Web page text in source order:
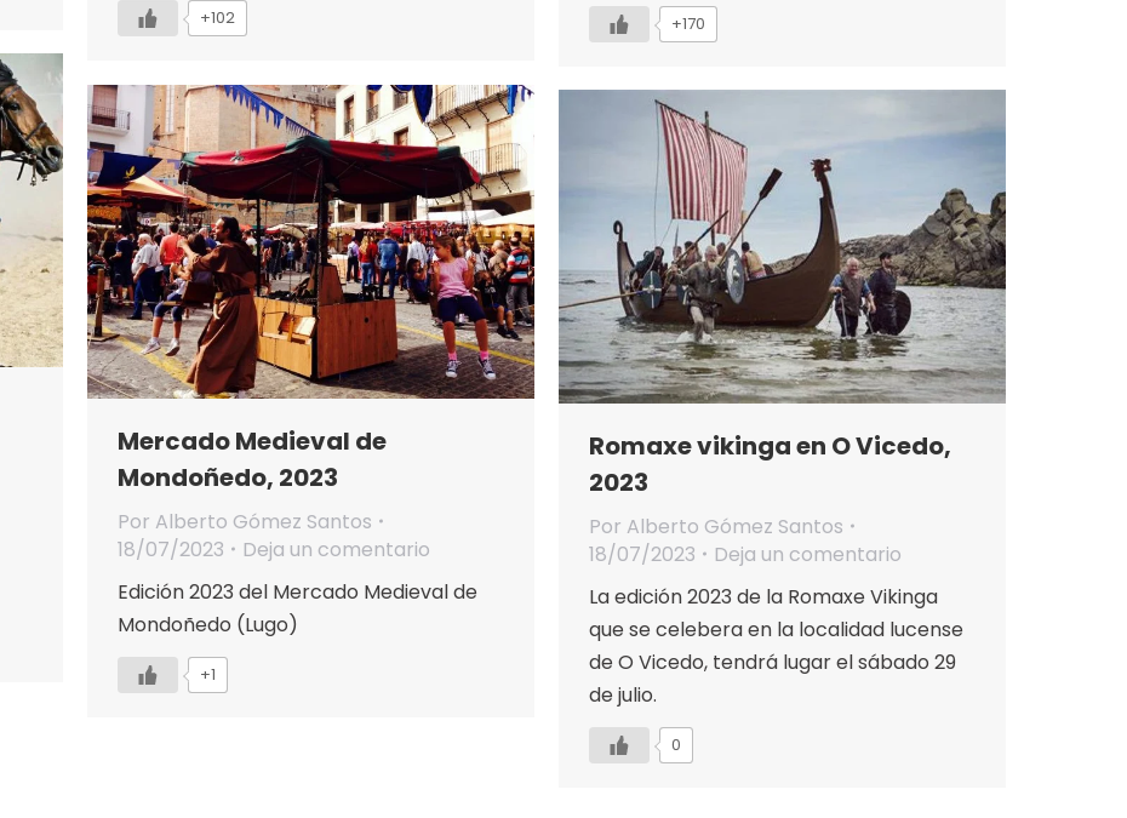
+102 +170
Mercado Medieval de
Mondoñedo, 2023
Por Alberto Gómez Santos
18/07/2023
Deja un comentario
Edición 2023 del Mercado Medieval de
Mondoñedo (Lugo)
+1
Romaxe vikinga en O Vicedo,
2023
Por Alberto Gómez Santos
18/07/2023
Deja un comentario
La edición 2023 de la Romaxe Vikinga
que se celebera en la localidad lucense
de O Vicedo, tendrá lugar el sábado 29
de julio.
0